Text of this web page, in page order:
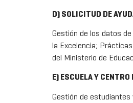
D) SOLICITUD DE
Gestión de los datos
la Excelencia;
del Ministerio de
E) ESCUELA Y
Gestión de estudiantes